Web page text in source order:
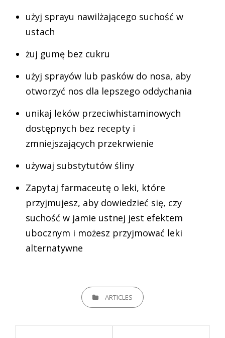
użyj sprayu nawilżającego suchość w
ustach
żuj gumę bez cukru
użyj sprayów lub pasków do nosa, aby
otworzyć nos dla lepszego oddychania
unikaj leków przeciwhistaminowych
dostępnych bez recepty i
zmniejszających przekrwienie
używaj substytutów śliny
Zapytaj farmaceutę o leki, które
przyjmujesz, aby dowiedzieć się, czy
suchość w jamie ustnej jest efektem
ubocznym i możesz przyjmować leki
alternatywne
CATEGORIESARTICLES